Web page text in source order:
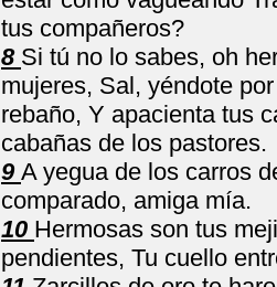
tus compañeros?
8 Si tú no lo sabes, oh
mujeres, Sal, yéndote
rebaño, Y apacienta tus
cabañas de los pastores.
9 A yegua de los carros
comparado, amiga mía.
10 Hermosas son tus
pendientes, Tu cuello